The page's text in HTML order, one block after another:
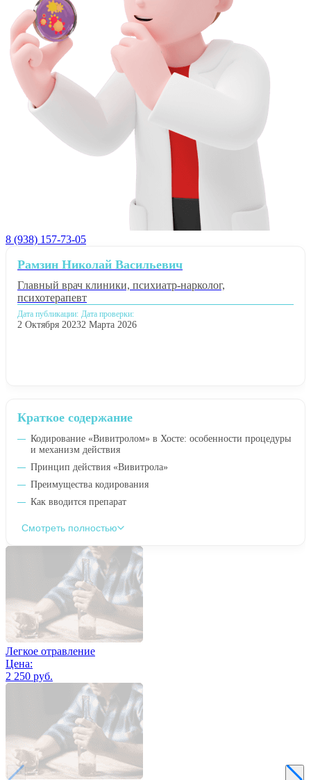
8 (938) 157-73-05
Краткое содержание
Кодирование «Вивитролом» в Хосте: особенности процедуры
и механизм действия
Принцип действия «Вивитрола»
Преимущества кодирования
Как вводится препарат
Смотреть полностью
Рамзин Николай Васильевич
Главный врач клиники, психиатр-нарколог,
психотерапевт
Дата публикации:
2 Октября 2023
Дата проверки:
2 Марта 2026
Легкое отравление
Цена:
2 250 руб.